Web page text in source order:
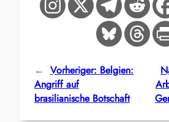
← Vorheriger: Belgien:
Angriff auf
brasilianische Botschaft